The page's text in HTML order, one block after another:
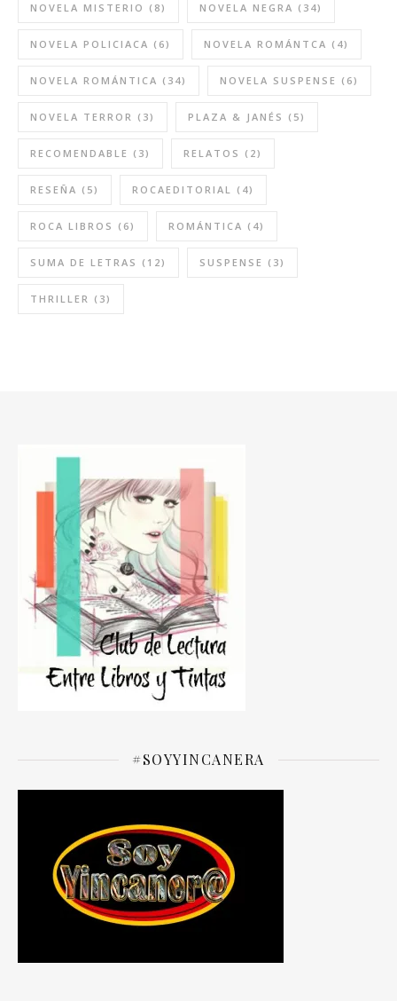
NOVELA MISTERIO (8) NOVELA NEGRA (34)
NOVELA POLICIACA (6) NOVELA ROMÁNTCA (4)
NOVELA ROMÁNTICA (34) NOVELA SUSPENSE (6)
NOVELA TERROR (3) PLAZA & JANÉS (5)
RECOMENDABLE (3) RELATOS (2)
RESEÑA (5) ROCAEDITORIAL (4)
ROCA LIBROS (6) ROMÁNTICA (4)
SUMA DE LETRAS (12) SUSPENSE (3)
THRILLER (3)
#SOYYINCANERA